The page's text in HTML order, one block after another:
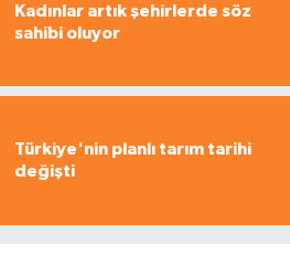
Kadınlar artık şehirlerde söz
sahibi oluyor
Türkiye'nin planlı tarım tarihi
değişti